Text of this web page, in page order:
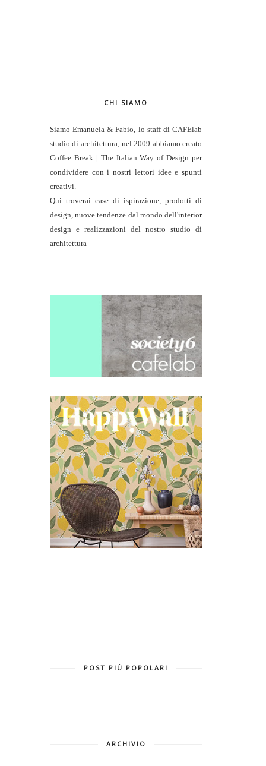
CHI SIAMO
Siamo Emanuela & Fabio, lo staff di CAFElab
studio di architettura; nel 2009 abbiamo creato
Coffee Break | The Italian Way of Design per
condividere con i nostri lettori idee e spunti
creativi.
Qui troverai case di ispirazione, prodotti di
design, nuove tendenze dal mondo dell'interior
design e realizzazioni del nostro studio di
architettura
POST PIÙ POPOLARI
ARCHIVIO